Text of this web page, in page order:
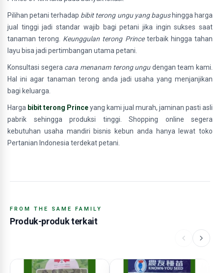
Pilihan petani terhadap bibit terong ungu yang bagushingga harga
jual tinggi jadi standar wajib bagi petani jika ingin sukses saat
tanaman terong. Keunggulan terong Princeterbaik hingga tahan
layu bisa jadi pertimbangan utama petani.
Konsultasi segera cara menanam terong ungudengan team kami.
Hal ini agar tanaman terong anda jadi usaha yang menjanjikan
bagi keluarga.
Harga bibit terong Princeyang kami jual murah, jaminan pasti asli
pabrik sehingga produksi tinggi. Shopping online segera
kebutuhan usaha mandiri bisnis kebun anda hanya lewat toko
Pertanian Indonesia terdekat petani.
FROM THE SAME FAMILY
Produk-produk terkait